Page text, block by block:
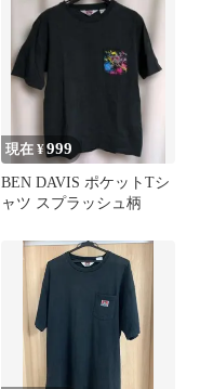
現在 ¥999
BEN DAVIS ポケットTシ
ャツ スプラッシュ柄